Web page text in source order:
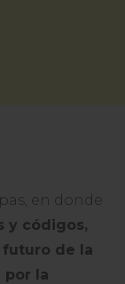
en donde
y códigos,
futuro de la
por la